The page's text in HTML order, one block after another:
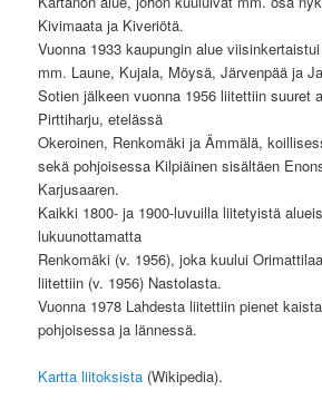
Kivimaata ja Kiveriötä.
Vuonna 1933 kaupungin alue
mm. Laune, Kujala, Möysä, Järvenpää ja
Sotien jälkeen vuonna 1956 liitettiin suuret
Pirttiharju, etelässä
Okeroinen, Renkomäki ja Ämmälä,
sekä pohjoisessa Kilpiäinen sisältäen
Karjusaaren.
Kaikki 1800- ja 1900-luvuilla liitetyistä
lukuunottamatta
Renkomäki (v. 1956), joka kuului
liitettiin (v. 1956) Nastolasta.
Vuonna 1978 Lahdesta liitettiin pienet
pohjoisessa ja lännessä.
Kartta liitoksista (Wikipedia).